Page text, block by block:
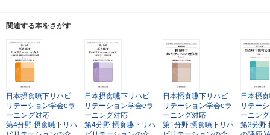
関連する本をさがす
日本摂食嚥下リハビ
リテーション学会eラ
ーニング対応
第4分野 摂食嚥下リハ
日本摂食嚥下リハビ
リテーション学会eラ
ーニング対応
第4分野 摂食嚥下リハ
日本摂食嚥下リハビ
リテーション学会eラ
ーニング対応
第1分野 摂食嚥下リハ
日本摂
リテー
ーニン
第3分野